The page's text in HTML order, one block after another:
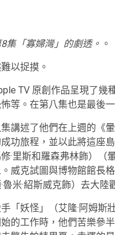
集「寡婦灣」的劇透。 。
以捉摸。
TV 原創作品呈現了
等。在第八集也是最後
集講述了他們在上週的《
功旅程，並以此將這座
·里斯和羅森弗林飾）（
威克試圖與博物館館長
魯米·紹斯威克飾）去大
「妖怪」（艾隆·阿姆
的工作時，他們苦樂參